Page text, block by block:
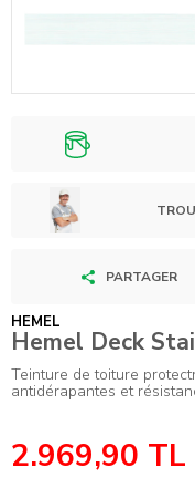
PARTAGER
HEMEL
Hemel Deck
Teinture de toiture
antidérapantes et
2.969,90 TL